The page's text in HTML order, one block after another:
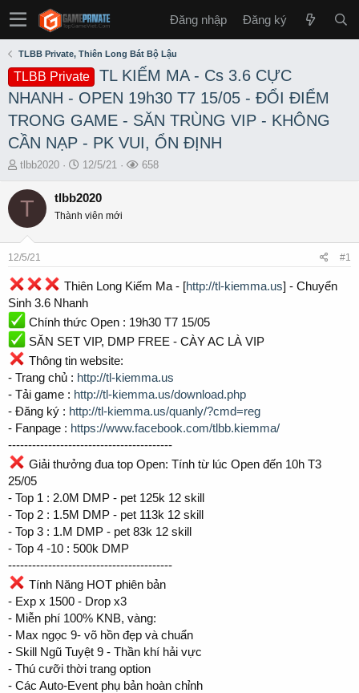
Đăng nhập Đăng ký
TLBB Private, Thiên Long Bát Bộ Lậu
TLBB Private
TL KIẾM MA - Cs 3.6 CỰC
NHANH - OPEN 19h30 T7 15/05 - ĐỔI ĐIỂM
TRONG GAME - SĂN TRÙNG VIP - KHÔNG
CẦN NẠP - PK VUI, ỔN ĐỊNH
T
r
s
a
r
t
e
r
tlbb2020
S
a
e
12/5/21
L
658
T tlbb2020
Thành viên mới
12/5/21 #1
Thiên Long Kiếm Ma - [http://tl-kiemma.us] - Chuyển
Sinh 3.6 Nhanh
Chính thức Open : 19h30 T7 15/05
SĂN SET VIP, DMP FREE - CÀY AC LÀ VIP
Thông tin website:
- Trang chủ : http://tl-kiemma.us
- Tải game : http://tl-kiemma.us/download.php
- Đăng ký : http://tl-kiemma.us/quanly/?cmd=reg
- Fanpage : https://www.facebook.com/tlbb.kiemma/
-----------------------------------------
Giải thưởng đua top Open: Tính từ lúc Open đến 10h T3
25/05
- Top 1 : 2.0M DMP - pet 125k 12 skill
- Top 2 : 1.5M DMP - pet 113k 12 skill
- Top 3 : 1.M DMP - pet 83k 12 skill
- Top 4 -10 : 500k DMP
-----------------------------------------
Tính Năng HOT phiên bản
- Exp x 1500 - Drop x3
- Miễn phí 100% KNB, vàng:
- Max ngọc 9- võ hồn đẹp và chuẩn
- Skill Ngũ Tuyệt 9 - Thần khí hải vực
- Thú cưỡi thời trang option
- Các Auto-Event phụ bản hoàn chỉnh